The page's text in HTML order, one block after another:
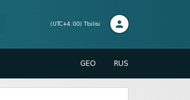
(UTC+4.00) Tbilisi
GEO RUS